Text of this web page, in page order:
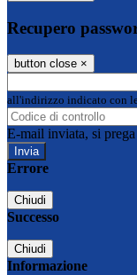
Recupero
button close ×
all'indirizzo indicato con
E-mail inviata, si
Errore
Chiudi
Successo
Chiudi
Informazione